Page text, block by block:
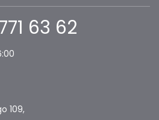
63 62
109,